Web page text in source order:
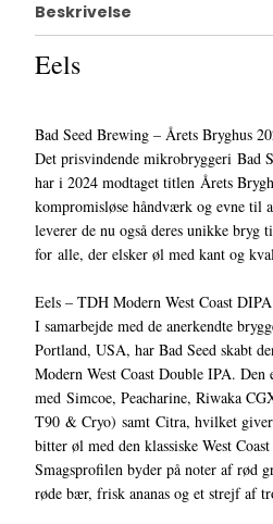
Beskrivelse
Eels
Bad Seed Brewing – Årets Bryghus
Det prisvindende mikrobryggeri Bad
har i 2024 modtaget titlen Årets
kompromisløse håndværk og evne til
leverer de nu også deres unikke
for alle, der elsker øl med kant og
Eels – TDH Modern West Coast DIPA
I samarbejde med de anerkendte
Portland, USA, har Bad Seed skabt
Modern West Coast Double IPA. Den
med Simcoe, Peacharine, Riwaka
T90 & Cryo) samt Citra, hvilket
bitter øl med den klassiske West
Smagsprofilen byder på noter af rød
røde bær, frisk ananas og et strejf af